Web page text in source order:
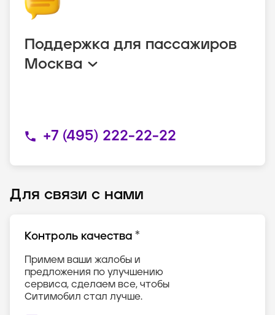
Поддержка для пассажиров
Москва
+7 (495) 222-22-22
Для связи с нами
Контроль качества *
Примем ваши жалобы и
предложения по улучшению
сервиса, сделаем все, чтобы
Ситимобил стал лучше.